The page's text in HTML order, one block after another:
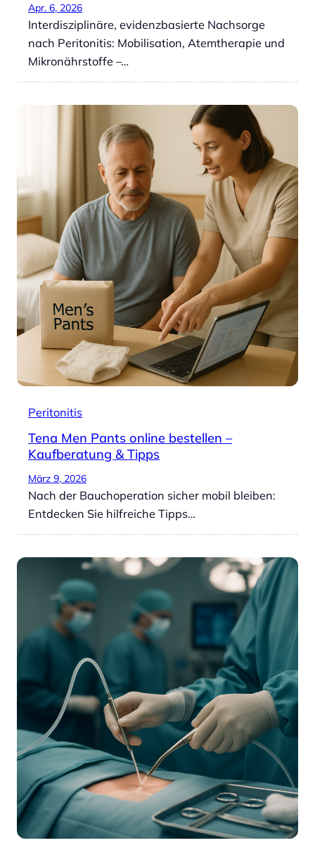
Apr. 6, 2026
Interdisziplinäre, evidenzbasierte Nachsorge
nach Peritonitis: Mobilisation, Atemtherapie und
Mikronährstoffe –…
Peritonitis
Tena Men Pants online bestellen –
Kaufberatung & Tipps
März 9, 2026
Nach der Bauchoperation sicher mobil bleiben:
Entdecken Sie hilfreiche Tipps…